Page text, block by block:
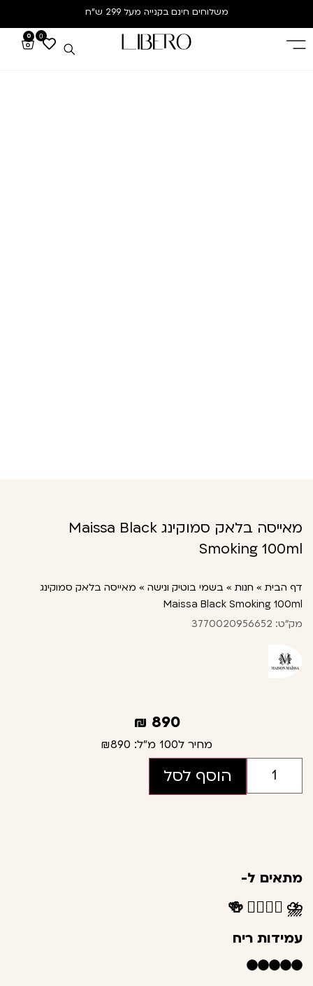
משלוחים חינם בקנייה מעל 299 ש”ח
0
0
מאייסה בלאק סמוקינג Maissa Black
Smoking 100ml
דף הבית » חנות » בשמי בוטיק ונישה » מאייסה בלאק סמוקינג
Maissa Black Smoking 100ml
מק"ט: 3770020956652
890
₪
מחיר ל100 מ"ל: ₪890
הוסף לסל
מתאים ל-
⛈️
👩‍❤️‍💋‍👨
🍻
עמידות ריח